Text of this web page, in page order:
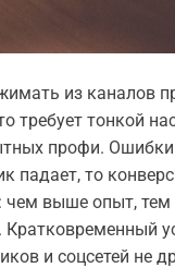
из каналов
требует тонкой
профи. Ошибки
падает, то
чем выше опыт,
Кратковременный
и соцсетей не